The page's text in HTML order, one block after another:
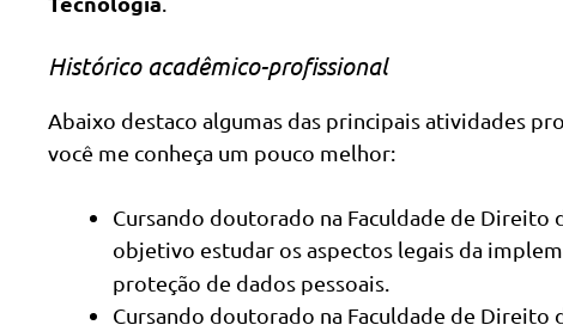
Histórico acadêmico-profissional
Abaixo destaco algumas das principais atividades
você me conheça um pouco melhor:
Cursando doutorado na Faculdade de Direito
objetivo estudar os aspectos legais da
proteção de dados pessoais.
Cursando doutorado na Faculdade de Direito